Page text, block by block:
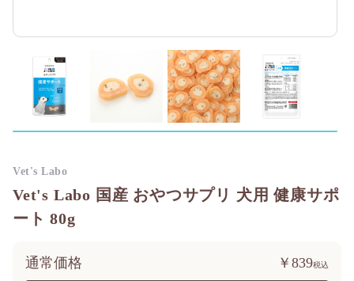
Vet's Labo 国産 おやつサプリ 犬用 健康サポ
ート 80g
通常価格 ￥839
Vet's Labo